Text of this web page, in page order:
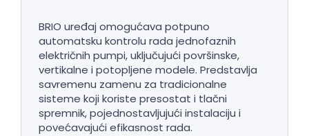
BRIO uređaj omogućava potpuno
automatsku kontrolu rada jednofaznih
električnih pumpi, uključujući površinske,
vertikalne i potopljene modele. Predstavlja
savremenu zamenu za tradicionalne
sisteme koji koriste presostat i tlačni
spremnik, pojednostavljujući instalaciju i
povećavajući efikasnost rada.